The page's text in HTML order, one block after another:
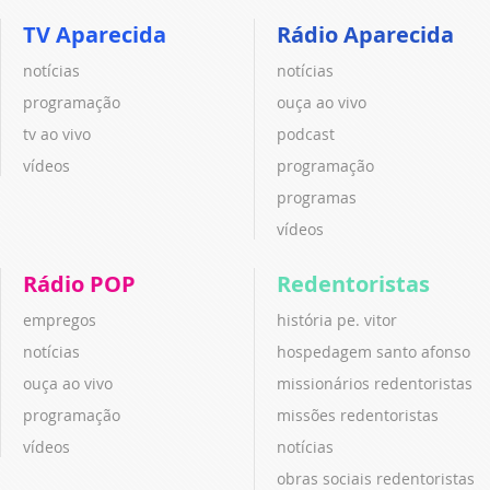
TV Aparecida
notícias
programação
tv ao vivo
vídeos
Rádio Aparecida
notícias
ouça ao vivo
podcast
programação
programas
vídeos
Rádio POP
empregos
notícias
ouça ao vivo
programação
vídeos
Redentoristas
história pe. vitor
hospedagem santo afonso
missionários redentoristas
missões redentoristas
notícias
obras sociais redentoristas